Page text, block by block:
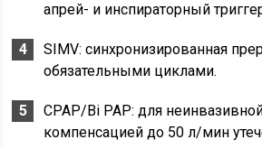
апрей- и инспираторный
SIMV: синхронизированная
обязательными циклами.
CPAP/Bi PAP: для
компенсацией до 50 л/мин